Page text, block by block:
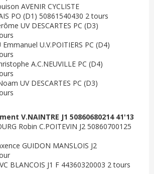
AVENIR CYCLISTE
PO (D1) 50861540430 2 tours
UV DESCARTES PC (D3)
Emmanuel U.V.POITIERS PC (D4)
A.C.NEUVILLE PC (D4)
UV DESCARTES PC (D3)
V.NAINTRE J1 50860680214 41'13
Robin C.POITEVIN J2 50860700125
GUIDON MANSLOIS J2
BLANCOIS J1 F 44360320003 2 tours